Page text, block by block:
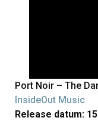
Port Noir – The
InsideOut Music
Release datum: